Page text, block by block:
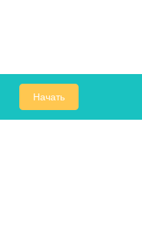
Начать